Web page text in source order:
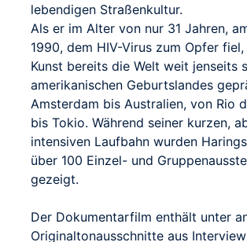
lebendigen Straßenkultur.
Als er im Alter von nur 31 Jahren,
1990, dem HIV-Virus zum Opfer
Kunst bereits die Welt weit jenseits
amerikanischen Geburtslandes
Amsterdam bis Australien, von Rio
bis Tokio. Während seiner kurzen,
intensiven Laufbahn wurden
über 100 Einzel- und
gezeigt.
Der Dokumentarfilm enthält unter
Originaltonausschnitte aus